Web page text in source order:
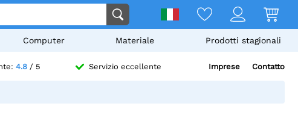
Computer Materiale Prodotti stagionali
4.8/ 5 Servizio eccellente Imprese Contatto